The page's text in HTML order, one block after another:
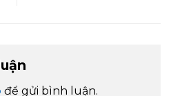
để gửi bình luận.